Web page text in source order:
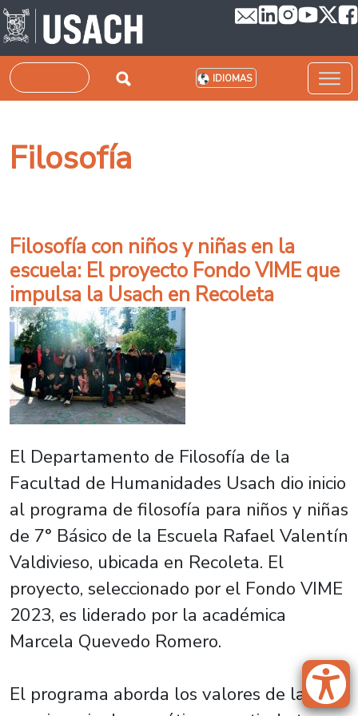
Pasar al contenido principal
Buscar IDIOMAS
Filosofía
Filosofía con niños y niñas en la
escuela: El proyecto Fondo VIME que
impulsa la Usach en Recoleta
El Departamento de Filosofía de la
Facultad de Humanidades Usach dio inicio
al programa de filosofía para niños y niñas
de 7° Básico de la Escuela Rafael Valentín
Valdivieso, ubicada en Recoleta. El
proyecto, seleccionado por el Fondo VIME
2023, es liderado por la académica
Marcela Quevedo Romero.
El programa aborda los valores de la